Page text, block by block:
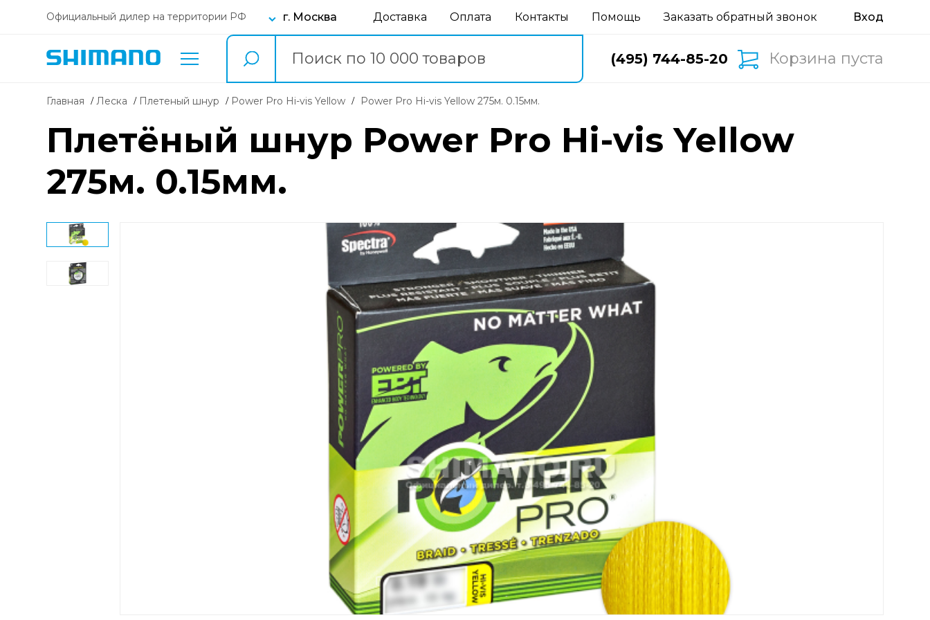
Официальный дилер на территории РФ г. Москва Доставка Оплата Контакты Помощь Заказать обратный звонок
(495) 744-85-20 Корзина пуста
Главная Леска плетеный шнур Power Pro Hi-vis Yellow Power Pro Hi-vis Yellow 275м. 0.15мм.
Плетёный шнур Power Pro Hi-vis Yellow
275м. 0.15мм.